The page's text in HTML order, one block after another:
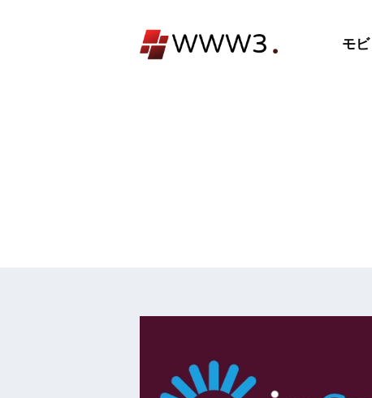
モ